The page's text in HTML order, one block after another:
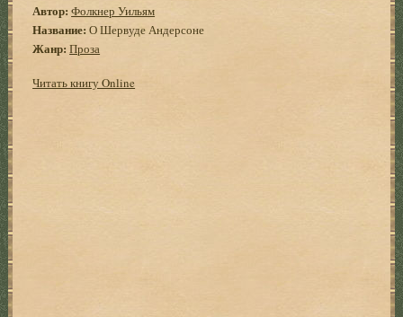
Автор: Фолкнер Уильям
Название: О Шервуде Андерсоне
Жанр: Проза
Читать книгу Online